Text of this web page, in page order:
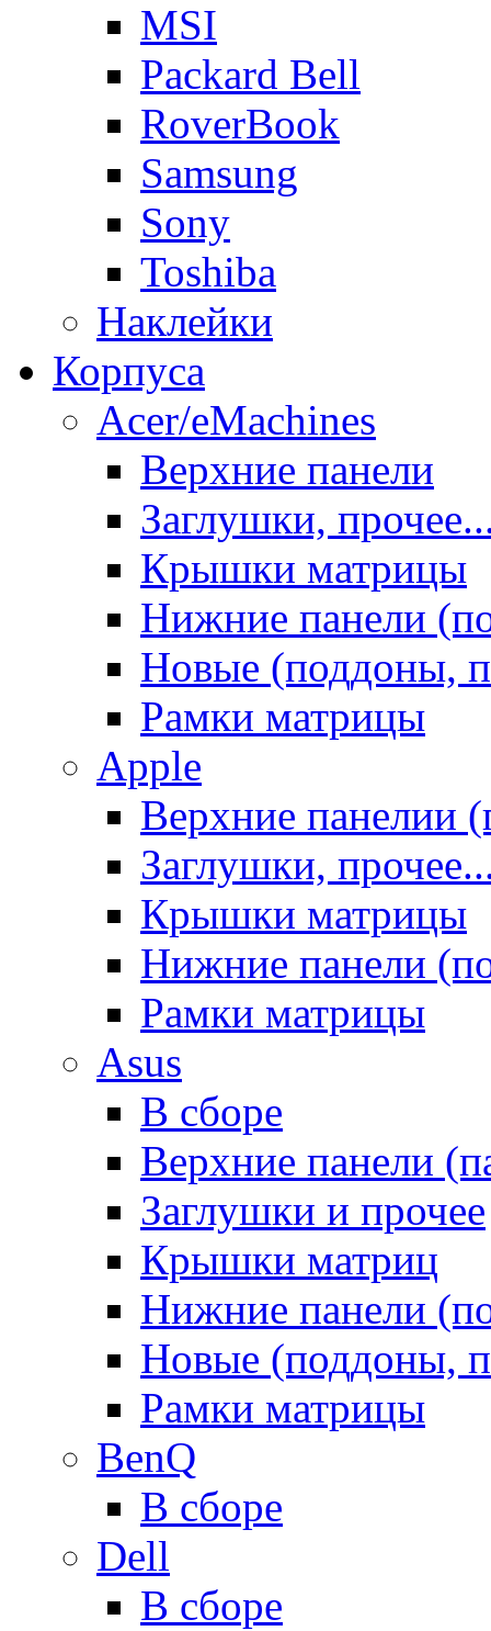
MSI
Packard Bell
RoverBook
Samsung
Sony
Toshiba
Наклейки
Корпуса
Acer/eMachines
Верхние панели
Заглушки,
Крышки матрицы
Нижние панели
Новые (поддоны,
Рамки матрицы
Apple
Верхние панелии
Заглушки,
Крышки матрицы
Нижние панели
Рамки матрицы
Asus
В сборе
Верхние панели
Заглушки и прочее
Крышки матриц
Нижние панели
Новые (поддоны,
Рамки матрицы
BenQ
В сборе
Dell
В сборе